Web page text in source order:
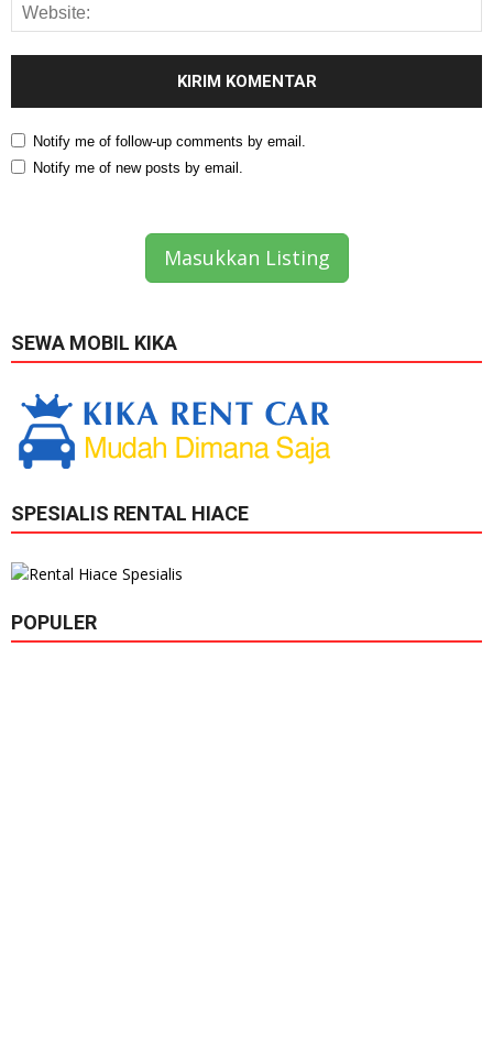
Notify me of follow-up comments by email.
Notify me of new posts by email.
Masukkan Listing
SEWA MOBIL KIKA
SPESIALIS RENTAL HIACE
POPULER